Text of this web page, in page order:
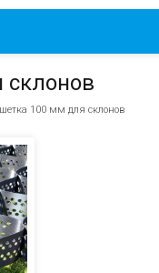
склонов
100 мм для склонов